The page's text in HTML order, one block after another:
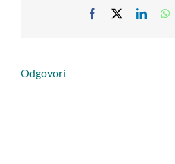
Facebook
Odgovori